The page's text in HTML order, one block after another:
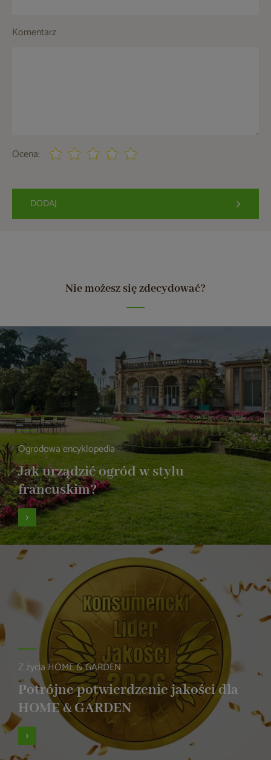
Komentarz
Ocena:
DODAJ
Nie możesz się zdecydować?
Ogrodowa encyklopedia
Jak urządzić ogród w stylu
francuskim?
Z życia HOME & GARDEN
Potrójne potwierdzenie jakości dla
HOME & GARDEN